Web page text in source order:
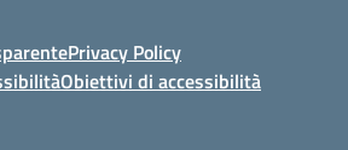
Privacy Policy
Obiettivi di accessibilità